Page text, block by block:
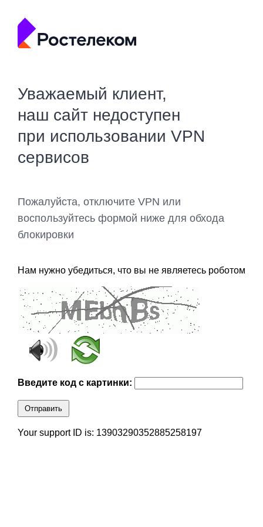
Уважаемый клиент,
наш сайт недоступен
при использовании VPN
сервисов
Пожалуйста, отключите VPN или
воспользуйтесь формой ниже для обхода
блокировки
Нам нужно убедиться, что вы не являетесь роботом
Введите код с картинки:
Отправить
Your support ID is: 13903290352885258197